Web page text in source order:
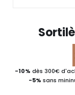
-10% dès 300€
-5% sans